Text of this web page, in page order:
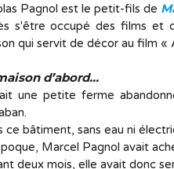
Pagnol est le petit-fils de
s'être occupé des films et
qui servit de décor au film «
d’abord…
une petite ferme
ce bâtiment, sans eau ni
Marcel Pagnol avait
deux mois, elle avait donc